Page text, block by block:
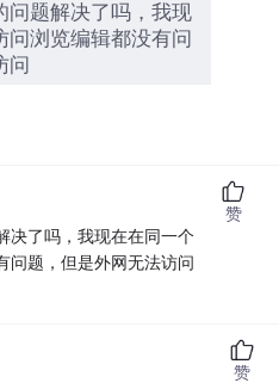
问题解决了吗，我现
问浏览编辑都没有问
问
决了吗，我现在在同一个
问题，但是外网无法访问
赞
赞